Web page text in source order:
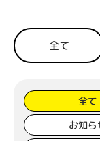
全て
全て
お知ら